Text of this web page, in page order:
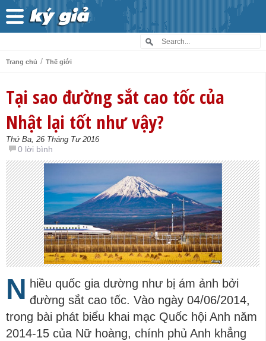
Trang chủ / Thế giới
Tại sao đường sắt cao tốc của
Nhật lại tốt như vậy?
Thứ Ba, 26 Tháng Tư 2016
0 lời bình
N hiều quốc gia dường như bị ám ảnh bởi
đường sắt cao tốc. Vào ngày 04/06/2014,
trong bài phát biểu khai mạc Quốc hội Anh năm
2014-15 của Nữ hoàng, chính phủ Anh khẳng